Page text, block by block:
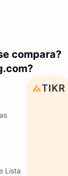
compara?
Lista